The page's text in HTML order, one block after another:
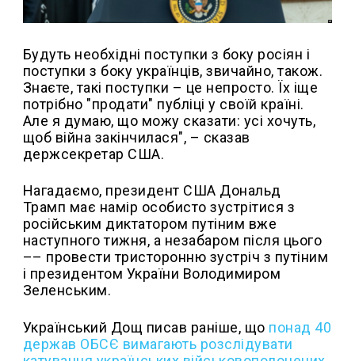
Будуть необхідні поступки з боку росіян і
поступки з боку українців, звичайно, також.
Знаєте, такі поступки – це непросто. Їх іще
потрібно "продати" публіці у своїй країні.
Але я думаю, що можу сказати: усі хочуть,
щоб війна закінчилася", – сказав
держсекретар США.
Нагадаємо, президент США Дональд
Трамп має намір особисто зустрітися з
російським диктатором путіним вже
наступного тижня, а незабаром після цього
–– провести тристоронню зустріч з путіним
і президентом України Володимиром
Зеленським.
Український Дощ писав раніше, що понад 40
держав ОБСЄ вимагають розслідувати